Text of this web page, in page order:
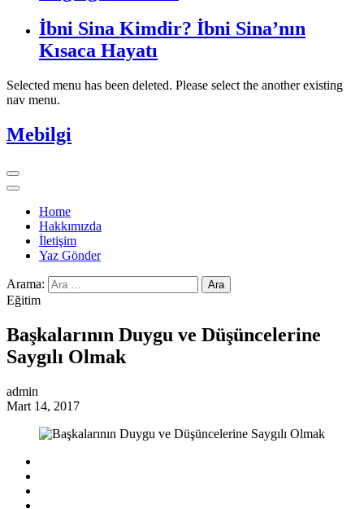
İbni Sina Kimdir? İbni Sina’nın
Kısaca Hayatı
Selected menu has been deleted. Please select the another existing
nav menu.
Mebilgi
Home
Hakkımızda
İletişim
Yaz Gönder
Arama:
Eğitim
Başkalarının Duygu ve Düşüncelerine
Saygılı Olmak
admin
Mart 14, 2017